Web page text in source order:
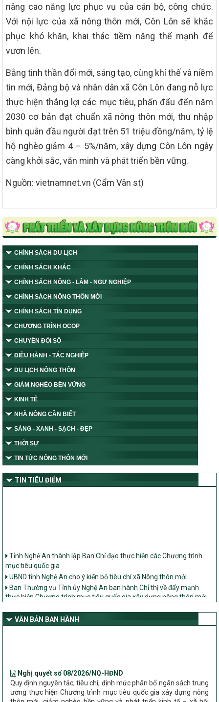
nâng cao năng lực phục vụ của cán bộ, công chức.
Với nội lực của xã nông thôn mới, Côn Lôn sẽ khắc
phục khó khăn, khai thác tiềm năng thế mạnh để
vươn lên.
Bằng tinh thần đổi mới, sáng tạo, cùng khí thế và niềm
tin mới, Đảng bộ và nhân dân xã Côn Lôn đang nỗ lực
thực hiện thắng lợi các mục tiêu, phấn đấu đến năm
2030 cơ bản đạt chuẩn xã nông thôn mới, thu nhập
bình quân đầu người đạt trên 51 triệu đồng/năm, tỷ lệ
hộ nghèo giảm 4 – 5%/năm, xây dựng Côn Lôn ngày
càng khởi sắc, văn minh và phát triển bền vững.
Nguồn: vietnamnet.vn (Cẩm Vân st)
CHÍNH SÁCH DU LỊCH
CHÍNH SÁCH KHÁC
CHÍNH SÁCH NÔNG - LÂM - NGƯ NGHIỆP
CHÍNH SÁCH NÔNG THÔN MỚI
CHÍNH SÁCH TÍN DỤNG
CHƯƠNG TRÌNH OCOP
CHUYỂN ĐỔI SỐ
ĐIỀU HÀNH - TÁC NGHIỆP
DU LỊCH NÔNG THÔN
GIẢM NGHÈO BỀN VỮNG
KINH TẾ
NHÀ NÔNG CẦN BIẾT
SÁNG - XANH - SẠCH - ĐẸP
THỜI SỰ
TIN TỨC NÔNG THÔN MỚI
TIN TIÊU ĐIỂM
Tỉnh Nghệ An thành lập Ban Chỉ đạo thực hiện các Chương trình
mục tiêu quốc gia
UBND tỉnh Nghệ An cho ý kiến bộ tiêu chí xã Nông thôn mới
Ban Thường vụ Tỉnh ủy Nghệ An ban hành Chỉ thị về đẩy mạnh
thực hiện Chương trình mục tiêu quốc gia xây dựng nông thôn mới,
giảm nghèo bền vững và phát triển kinh tế – xã hội vùng đồng bào
dân tộc thiểu số và miền núi giai đoạn 2026 – 2030 trên địa bàn tỉnh
Nghệ An
VĂN BẢN BAN HÀNH
Quy định nguyên tắc, tiêu chí, định mức phân bổ ngân sách trung
ương thực hiện Chương trình mục tiêu quốc gia xây dựng nông
thôn mới, giảm nghèo bền vững và phát triển kinh tế – xã hội